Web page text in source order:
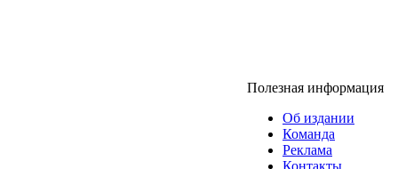
Полезная информация
Об издании
Команда
Реклама
Контакты